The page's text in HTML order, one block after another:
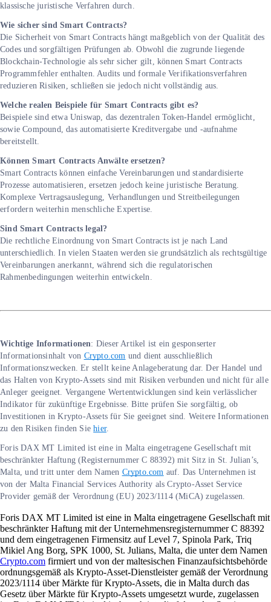
klassische juristische Verfahren durch.
Wie sicher sind Smart Contracts?
Die Sicherheit von Smart Contracts hängt maßgeblich von der Qualität des
Codes und sorgfältigen Prüfungen ab. Obwohl die zugrunde liegende
Blockchain-Technologie als sehr sicher gilt, können Smart Contracts
Programmfehler enthalten. Audits und formale Verifikationsverfahren
reduzieren Risiken, schließen sie jedoch nicht vollständig aus.
Welche realen Beispiele für Smart Contracts gibt es?
Beispiele sind etwa Uniswap, das dezentralen Token-Handel ermöglicht,
sowie Compound, das automatisierte Kreditvergabe und -aufnahme
bereitstellt.
Können Smart Contracts Anwälte ersetzen?
Smart Contracts können einfache Vereinbarungen und standardisierte
Prozesse automatisieren, ersetzen jedoch keine juristische Beratung.
Komplexe Vertragsauslegung, Verhandlungen und Streitbeilegungen
erfordern weiterhin menschliche Expertise.
Sind Smart Contracts legal?
Die rechtliche Einordnung von Smart Contracts ist je nach Land
unterschiedlich. In vielen Staaten werden sie grundsätzlich als rechtsgültige
Vereinbarungen anerkannt, während sich die regulatorischen
Rahmenbedingungen weiterhin entwickeln.
Wichtige Informationen: Dieser Artikel ist ein gesponserter
Informationsinhalt von Crypto.com und dient ausschließlich
Informationszwecken. Er stellt keine Anlageberatung dar. Der Handel und
das Halten von Krypto-Assets sind mit Risiken verbunden und nicht für alle
Anleger geeignet. Vergangene Wertentwicklungen sind kein verlässlicher
Indikator für zukünftige Ergebnisse. Bitte prüfen Sie sorgfältig, ob
Investitionen in Krypto-Assets für Sie geeignet sind. Weitere Informationen
zu den Risiken finden Siehier.
Foris DAX MT Limited ist eine in Malta eingetragene Gesellschaft mit
beschränkter Haftung (Registernummer C 88392) mit Sitz in St. Julian’s,
Malta, und tritt unter dem Namen Crypto.com auf. Das Unternehmen ist
von der Malta Financial Services Authority als Crypto-Asset Service
Provider gemäß der Verordnung (EU) 2023/1114 (MiCA) zugelassen.
Foris DAX MT Limited ist eine in Malta eingetragene Gesellschaft mit
beschränkter Haftung mit der Unternehmensregisternummer C 88392
und dem eingetragenen Firmensitz auf Level 7, Spinola Park, Triq
Mikiel Ang Borg, SPK 1000, St. Julians, Malta, die unter dem Namen
Crypto.com firmiert und von der maltesischen Finanzaufsichtsbehörde
ordnungsgemäß als Krypto-Asset-Dienstleister gemäß der Verordnung
2023/1114 über Märkte für Krypto-Assets, die in Malta durch das
Gesetz über Märkte für Krypto-Assets umgesetzt wurde, zugelassen